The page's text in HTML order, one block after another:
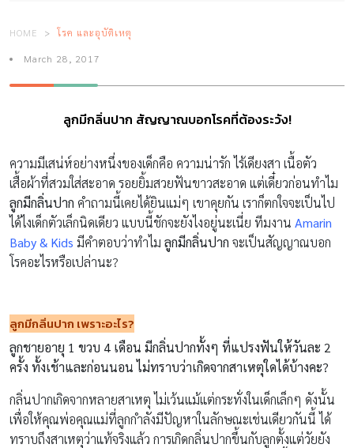
HOME โรค และอุบัติเหตุ
March 28, 2017
ลูกมีกลิ่นปาก สัญญาณบอกโรคที่ต้องระวัง!
ความมีเสน่ห์อย่างหนึ่งของเด็กคือ ความน่ารัก ไร้เดียงสา เนื้อตัว
เสื้อผ้าที่สวมใส่สะอาด รอยยิ้มสวยฟันขาวสะอาด แต่เดี๋ยวก่อนทำไม
ลูกมีกลิ่นปาก คำถามนี้เคยได้ยินแม่ๆ เขาคุยกัน เราก็ตกใจจะเป็นไป
ได้ไงเด็กตัวเล็กนิดเดียว แบบนี้ชักจะยังไงอยู่นะเนี่ย ทีมงาน Amarin
Baby & Kids มีคำตอบว่าทำไม ลูกมีกลิ่นปาก จะเป็นสัญญาณบอก
โรคอะไรหรือเปล่านะ?
ลูกมีกลิ่นปาก เพราะอะไร?
ลูกชายอายุ 1 ขวบ 4 เดือน มีกลิ่นปากทั้งๆ ที่แปรงฟันให้วันละ 2
ครั้ง ทั้งเช้าและก่อนนอน ไม่ทราบว่าเกิดจากสาเหตุใดได้บ้างคะ?
กลิ่นปากเกิดจากหลายสาเหตุ ไม่เว้นแม้แต่กระทั่งในเด็กเล็กๆ ดังนั้น
เพื่อให้คุณพ่อคุณแม่ที่ลูกกำลังมีปัญหาในลักษณะเช่นเดียวกันนี้ ได้
ทราบถึงสาเหตุว่าแท้จริงแล้ว การเกิดกลิ่นปากขึ้นกับลูกตั้งแต่วัยยัง